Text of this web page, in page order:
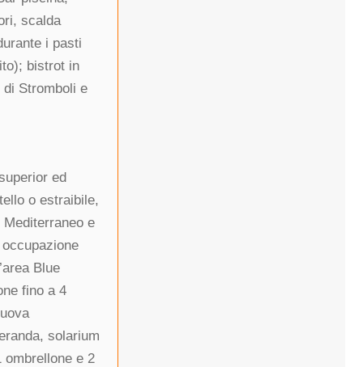
scalda
i pasti
bistrot in
Stromboli e
ed
o estraibile,
e
Blue
fino a 4
solarium
e 2